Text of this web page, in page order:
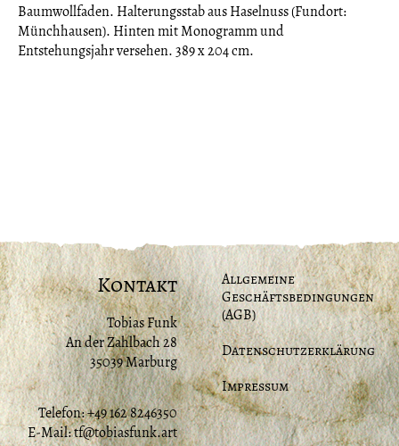
Baumwollfaden. Halterungsstab aus Haselnuss (Fundort:
Münchhausen). Hinten mit Monogramm und
Entstehungsjahr versehen. 389 x 204 cm.
Kontakt
Tobias Funk
An der Zahlbach 28
35039 Marburg
Telefon: +49 162 8246350
E-Mail:tf@tobiasfunk.art
Allgemeine
Geschäftsbedingungen
(AGB)
Datenschutzerklärung
Impressum